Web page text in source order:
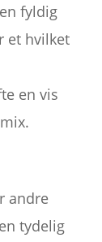
fyldig
et hvilket
en vis
andre
tydelig